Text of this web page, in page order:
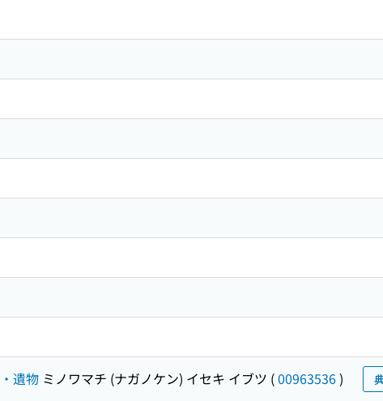
遺物 ミノワマチ (ナガノケン) イセキ イブツ (00963536)